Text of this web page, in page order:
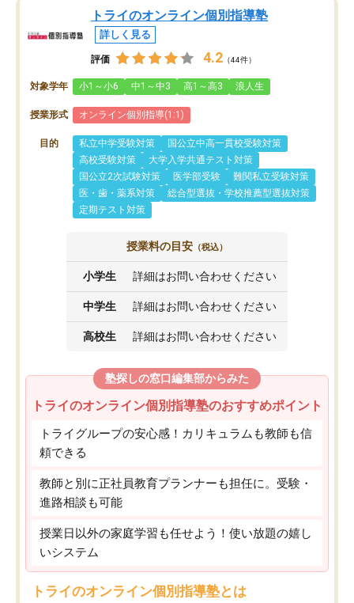
トライのオンライン個別指導塾
詳しく見る
評価 4.2 （44件）
対象学年 小1～小6 中1～中3 高1～高3 浪人生
授業形式 オンライン個別指導(1:1)
目的 私立中学受験対策
国公立中高一貫校受験対策
高校受験対策
大学入学共通テスト対策
国公立2次試験対策
医学部受験
難関私立受験対策
医・歯・薬系対策
総合型選抜・学校推薦型選抜対策
定期テスト対策
授業料の目安 （税込）
小学生 詳細はお問い合わせください
中学生 詳細はお問い合わせください
高校生 詳細はお問い合わせください
塾探しの窓口編集部からみた
トライのオンライン個別指導塾のおすすめポイント
トライグループの安心感！カリキュラムも教師も信
頼できる
教師と別に正社員教育プランナーも担任に。受験・
進路相談も可能
授業日以外の家庭学習も任せよう！使い放題の嬉し
いシステム
トライのオンライン個別指導塾とは